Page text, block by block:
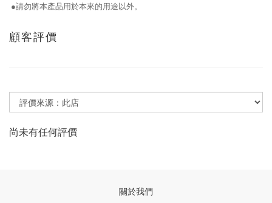
●請勿將本產品用於本來的用途以外。
顧客評價
尚未有任何評價
關於我們